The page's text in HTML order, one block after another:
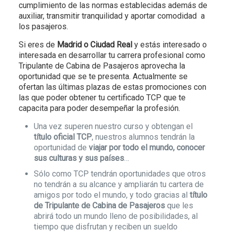
cumplimiento de las normas establecidas además de
auxiliar, transmitir tranquilidad y aportar comodidad a
los pasajeros.
Si eres de Madrid o Ciudad Real y estás interesado o
interesada en desarrollar tu carrera profesional como
Tripulante de Cabina de Pasajeros aprovecha la
oportunidad que se te presenta. Actualmente se
ofertan las últimas plazas de estas promociones con
las que poder obtener tu certificado TCP que te
capacita para poder desempeñar la profesión.
Una vez superen nuestro curso y obtengan el
título oficial TCP, nuestros alumnos tendrán la
oportunidad de viajar por todo el mundo, conocer
sus culturas y sus países…
Sólo como TCP tendrán oportunidades que otros
no tendrán a su alcance y ampliarán tu cartera de
amigos por todo el mundo, y todo gracias al título
de Tripulante de Cabina de Pasajerosque les
abrirá todo un mundo lleno de posibilidades, al
tiempo que disfrutan y reciben un sueldo